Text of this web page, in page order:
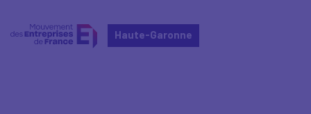
Haute-Garonne